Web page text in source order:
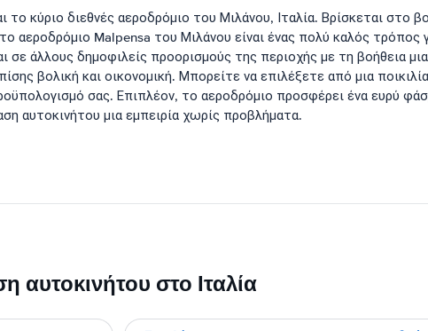
το κύριο διεθνές αεροδρόμιο του Μιλάνου, Ιταλία. Βρίσκεται στο
αεροδρόμιο Malpensa του Μιλάνου είναι ένας πολύ καλός
άλλους δημοφιλείς προορισμούς της περιοχής με τη βοήθεια
βολική και οικονομική. Μπορείτε να επιλέξετε από μια
σας. Επιπλέον, το αεροδρόμιο προσφέρει ένα ευρύ
αυτοκινήτου μια εμπειρία χωρίς προβλήματα.
αυτοκινήτου στο Ιταλία